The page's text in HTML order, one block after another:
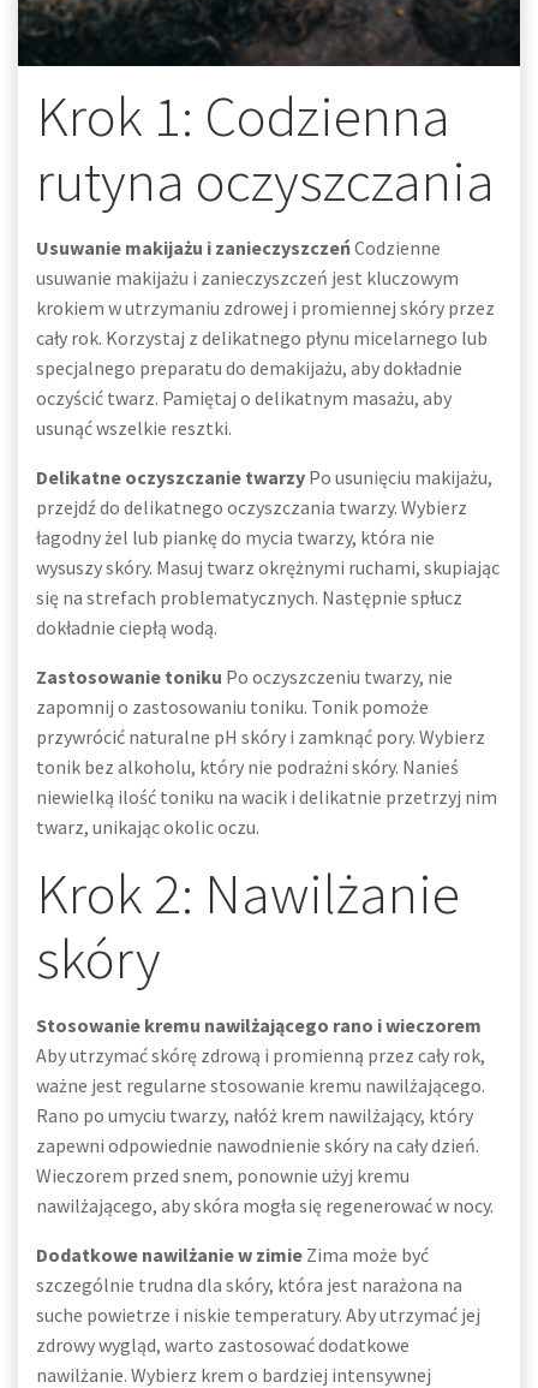
Krok 1: Codzienna
rutyna oczyszczania
Usuwanie makijażu i zanieczyszczeńCodzienne
usuwanie makijażu i zanieczyszczeń jest kluczowym
krokiem w utrzymaniu zdrowej i promiennej skóry przez
cały rok. Korzystaj z delikatnego płynu micelarnego lub
specjalnego preparatu do demakijażu, aby dokładnie
oczyścić twarz. Pamiętaj o delikatnym masażu, aby
usunąć wszelkie resztki.
Delikatne oczyszczanie twarzy Po usunięciu makijażu,
przejdź do delikatnego oczyszczania twarzy. Wybierz
łagodny żel lub piankę do mycia twarzy, która nie
wysuszy skóry. Masuj twarz okrężnymi ruchami, skupiając
się na strefach problematycznych. Następnie spłucz
dokładnie ciepłą wodą.
Zastosowanie toniku Po oczyszczeniu twarzy, nie
zapomnij o zastosowaniu toniku. Tonik pomoże
przywrócić naturalne pH skóry i zamknąć pory. Wybierz
tonik bez alkoholu, który nie podrażni skóry. Nanieś
niewielką ilość toniku na wacik i delikatnie przetrzyj nim
twarz, unikając okolic oczu.
Krok 2: Nawilżanie
skóry
Stosowanie kremu nawilżającego rano i wieczorem
Aby utrzymać skórę zdrową i promienną przez cały rok,
ważne jest regularne stosowanie kremu nawilżającego.
Rano po umyciu twarzy, nałóż krem nawilżający, który
zapewni odpowiednie nawodnienie skóry na cały dzień.
Wieczorem przed snem, ponownie użyj kremu
nawilżającego, aby skóra mogła się regenerować w nocy.
Dodatkowe nawilżanie w zimie Zima może być
szczególnie trudna dla skóry, która jest narażona na
suche powietrze i niskie temperatury. Aby utrzymać jej
zdrowy wygląd, warto zastosować dodatkowe
nawilżanie. Wybierz krem o bardziej intensywnej